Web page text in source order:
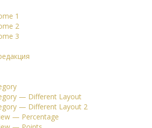
1
2
3
— Different Layout
— Different Layout 2
— Percentage